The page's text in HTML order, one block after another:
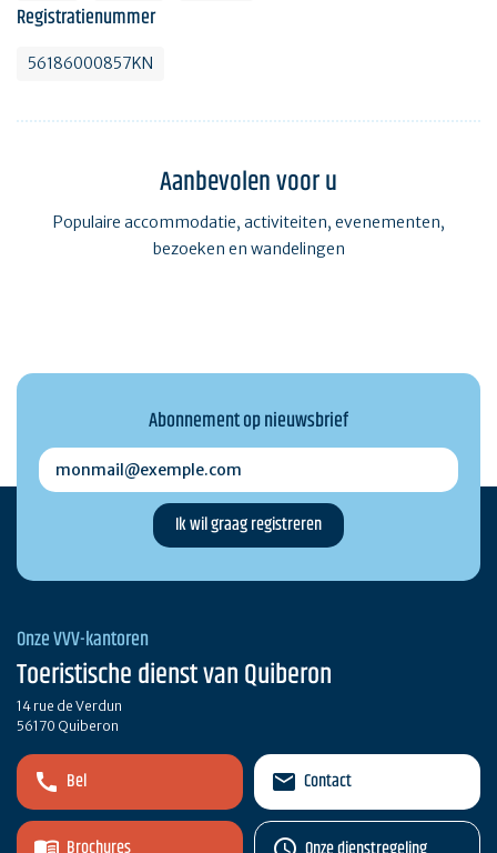
Registratienummer
56186000857KN
Aanbevolen voor u
Populaire accommodatie, activiteiten, evenementen,
bezoeken en wandelingen
Abonnement op nieuwsbrief
monmail@exemple.com
Onze VVV-kantoren
Toeristische dienst van Quiberon
14 rue de Verdun
56170 Quiberon
Bel Contact